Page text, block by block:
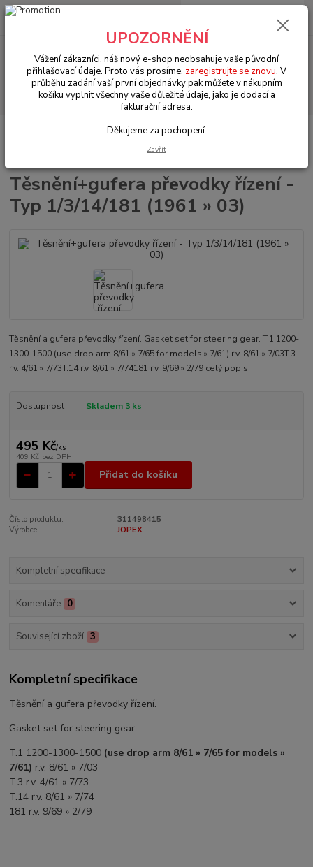
Menu
Hledat
+420 602 330 329
0 Kč
VW Brouk Typ 1 (1938 » 03) Šasi (Chassis)
Těsnění+gufera převodky řízení -
Typ 1/3/14/181 (1961 » 03)
Těsnění a gufera převodky řízení. Gasket set for steering gear. T.1 1200-
1300-1500 (use drop arm 8/61 » 7/65 for models » 7/61) r.v. 8/61 » 7/03T.3
r.v. 4/61 » 7/73T.14 r.v. 8/61 » 7/74181 r.v. 9/69 » 2/79 celý popis
Dostupnost Skladem 3 ks
495 Kč/ks
409 Kč bez DPH
Přidat do košíku
Číslo produktu:
311498415
Výrobce:
JOPEX
Kompletní specifikace
Komentáře 0
Související zboží 3
Kompletní specifikace
Těsnění a gufera převodky řízení.
Gasket set for steering gear.
T.1 1200-1300-1500 (use drop arm 8/61 » 7/65 for models »
7/61) r.v. 8/61 » 7/03
T.3 r.v. 4/61 » 7/73
T.14 r.v. 8/61 » 7/74
181 r.v. 9/69 » 2/79
UPOZORNĚNÍ
Vážení zákazníci, náš nový e-shop neobsahuje vaše původní
přihlašovací údaje. Proto vás prosíme, zaregistrujte se znovu. V
průběhu zadání vaší první objednávky pak můžete v nákupním
košíku vyplnit všechny vaše důležité údaje, jako je dodací a
fakturační adresa.
Děkujeme za pochopení.
Zavřít